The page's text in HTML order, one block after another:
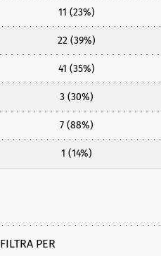
11 (23%)
22 (39%)
41 (35%)
3 (30%)
7 (88%)
1 (14%)
FILTRA PER